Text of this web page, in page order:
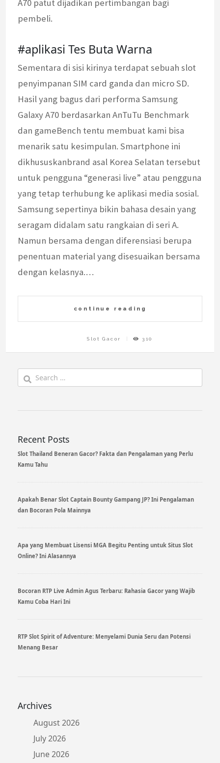
A70 patut dijadikan pertimbangan bagi
pembeli.
#aplikasi Tes Buta Warna
Sementara di sisi kirinya terdapat sebuah slot
penyimpanan SIM card ganda dan micro SD.
Hasil yang bagus dari performa Samsung
Galaxy A70 berdasarkan AnTuTu Benchmark
dan gameBench tentu membuat kami bisa
menarik satu kesimpulan. Smartphone ini
dikhususkanbrand asal Korea Selatan tersebut
untuk pengguna “generasi live” atau pengguna
yang tetap terhubung ke aplikasi media sosial.
Samsung sepertinya bikin bahasa desain yang
seragam didalam satu rangkaian di seri A.
Namun bersama dengan diferensiasi berupa
penentuan material yang disesuaikan bersama
dengan kelasnya.…
continue reading
Slot Gacor 310
Search
for:
Recent Posts
Slot Thailand Beneran Gacor? Fakta dan Pengalaman yang Perlu
Kamu Tahu
Apakah Benar Slot Captain Bounty Gampang JP? Ini Pengalaman
dan Bocoran Pola Mainnya
Apa yang Membuat Lisensi MGA Begitu Penting untuk Situs Slot
Online? Ini Alasannya
Bocoran RTP Live Admin Agus Terbaru: Rahasia Gacor yang Wajib
Kamu Coba Hari Ini
RTP Slot Spirit of Adventure: Menyelami Dunia Seru dan Potensi
Menang Besar
Archives
August 2026
July 2026
June 2026